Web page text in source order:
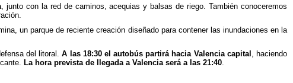
, junto con la red de caminos, acequias y balsas de riego. También conoceremos
un parque de reciente creación diseñado para contener las inundaciones en la
del litoral.A las 18:30 el autobús partirá hacia Valencia capital , haciendo
La hora prevista de llegada a Valencia será a las 21:40.